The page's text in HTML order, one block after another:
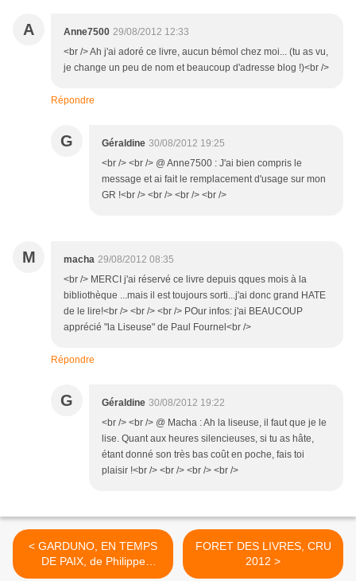
A Anne7500 29/08/2012 12:33
<br /> Ah j'ai adoré ce livre, aucun bémol chez moi... (tu as vu,
je change un peu de nom et beaucoup d'adresse blog !)<br />
Répondre
G Géraldine 30/08/2012 19:25
<br /> <br /> @ Anne7500 : J'ai bien compris le
message et ai fait le remplacement d'usage sur mon
GR !<br /> <br /> <br /> <br />
M macha 29/08/2012 08:35
<br /> MERCI j'ai réservé ce livre depuis qques mois à la
bibliothèque ...mais il est toujours sorti...j'ai donc grand HATE
de le lire!<br /> <br /> <br /> POur infos: j'ai BEAUCOUP
apprécié "la Liseuse" de Paul Fournel<br />
Répondre
G Géraldine 30/08/2012 19:22
<br /> <br /> @ Macha : Ah la liseuse, il faut que je le
lise. Quant aux heures silencieuses, si tu as hâte,
étant donné son très bas coût en poche, fais toi
plaisir !<br /> <br /> <br /> <br />
< GARDUNO, EN TEMPS
DE PAIX, de Philippe
SQARZONI
FORET DES LIVRES, CRU
2012 >